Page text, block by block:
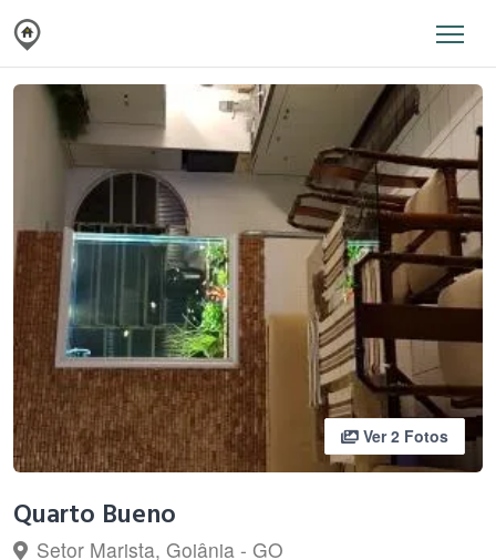
Ver 2 Fotos
Quarto Bueno
Setor Marista, Goiânia - GO